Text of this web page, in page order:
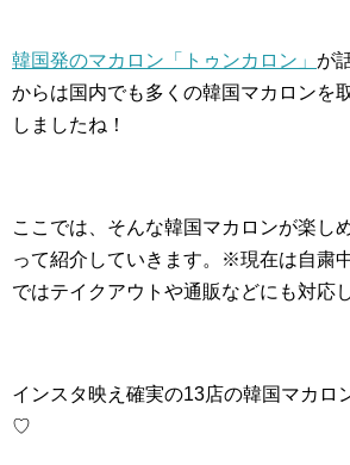
韓国発のマカロン「トゥンカロン」 が
からは国内でも多くの韓国マカロンを
しましたね！
ここでは、そんな韓国マカロンが楽し
って紹介していきます。※現在は自粛
ではテイクアウトや通販などにも対応
インスタ映え確実の13店の韓国マカロ
♡